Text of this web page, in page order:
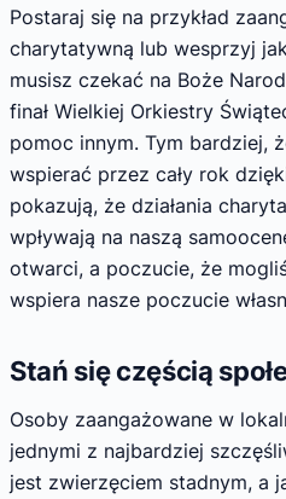
Postaraj się na przykład
charytatywną lub wesprzyj
musisz czekać na Boże
finał Wielkiej Orkiestry
pomoc innym. Tym bardziej,
wspierać przez cały rok
pokazują, że działania
wpływają na naszą
otwarci, a poczucie, że
wspiera nasze poczucie
Stań się częścią
Osoby zaangażowane w
jednymi z najbardziej
jest zwierzęciem stadnym, a